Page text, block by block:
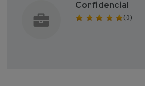
Confidencial
(0)